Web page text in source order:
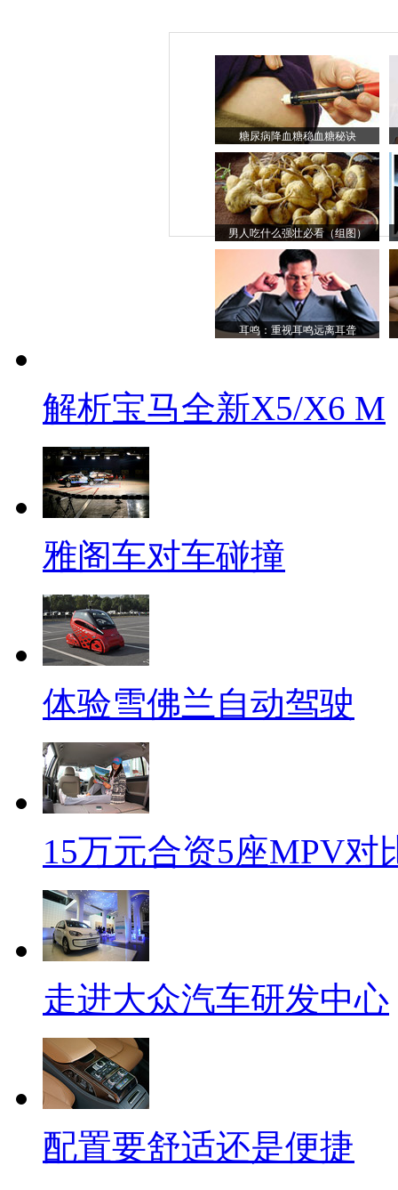
糖尿病降血糖稳血糖秘诀
男人吃什么强壮必看（组图）
耳鸣：重视耳鸣远离耳聋
解析宝马全新X5/X6 M
雅阁车对车碰撞
体验雪佛兰自动驾驶
15万元合资5座MPV对
走进大众汽车研发中心
配置要舒适还是便捷